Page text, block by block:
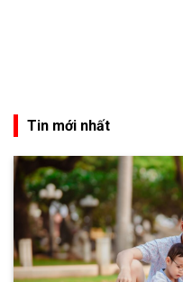
Tin mới nhất